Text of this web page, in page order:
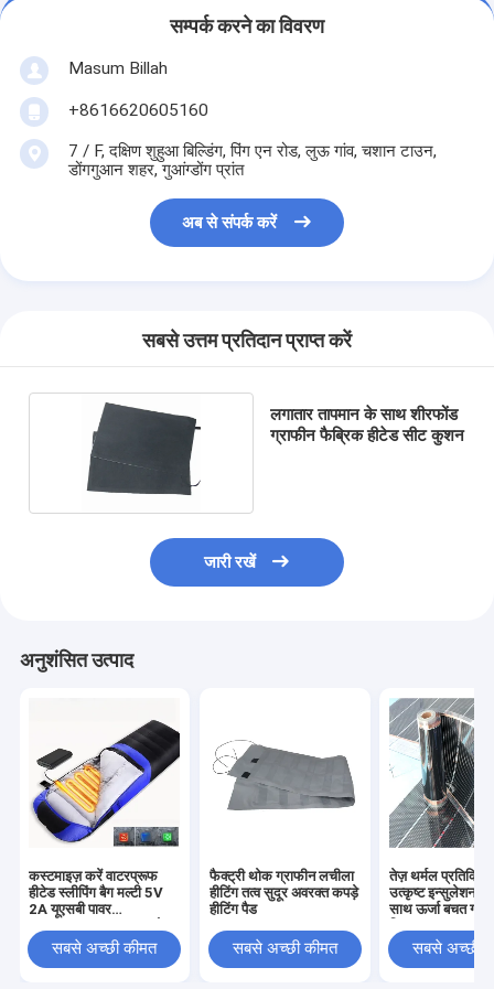
सम्पर्क करने का विवरण
Masum Billah
+8616620605160
7 / F, दक्षिण शुहुआ बिल्डिंग, पिंग एन रोड, लुऊ गांव, चशान टाउन,
डोंगगुआन शहर, गुआंग्डोंग प्रांत
अब से संपर्क करें
सबसे उत्तम प्रतिदान प्राप्त करें
लगातार तापमान के साथ शीरफोंड
ग्राफीन फैब्रिक हीटेड सीट कुशन
जारी रखें
अनुशंसित उत्पाद
कस्टमाइज़ करें वाटरप्रूफ
हीटेड स्लीपिंग बैग मल्टी 5V
2A यूएसबी पावर
हीटेड स्लीपिंग बैग कैम्पिंग के
लिए
सबसे अच्छी कीमत
फैक्ट्री थोक ग्राफीन लचीला
हीटिंग तत्व सुदूर अवरक्त कपड़े
हीटिंग पैड
सबसे अच्छी कीमत
तेज़ थर्मल
उत्कृष्ट इन्सुलेशन
साथ ऊर्जा बचत
सबसे अच्छी